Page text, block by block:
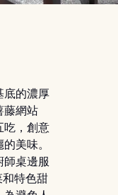
底的濃厚
藤網站
吃，創意
美味。
桌邊服
特色甜